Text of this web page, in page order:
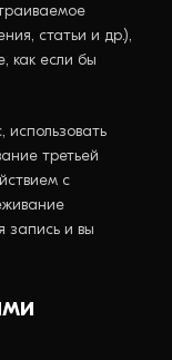
статьи и др.),
как если бы
третьей
с
запись и вы